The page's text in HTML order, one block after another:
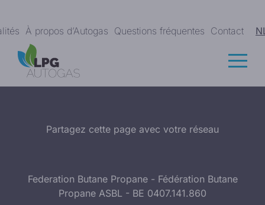
À propos d’Autogas Questions fréquentes Contact
Partagez cette page avec votre réseau
Federation Butane Propane - Fédération Butane
Propane ASBL - BE 0407.141.860